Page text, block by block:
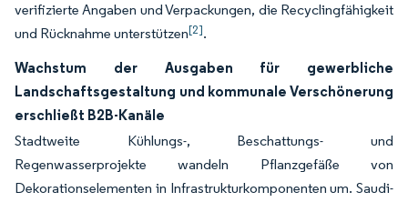
verifizierte Angaben und Verpackungen, die Recyclingfähigkeit
und Rücknahme unterstützen[2].
Wachstum der Ausgaben für gewerbliche
Landschaftsgestaltung und kommunale Verschönerung
erschließt B2B-Kanäle
Stadtweite Kühlungs-, Beschattungs- und
Regenwasserprojekte wandeln Pflanzgefäße von
Dekorationselementen in Infrastrukturkomponenten um. Saudi-